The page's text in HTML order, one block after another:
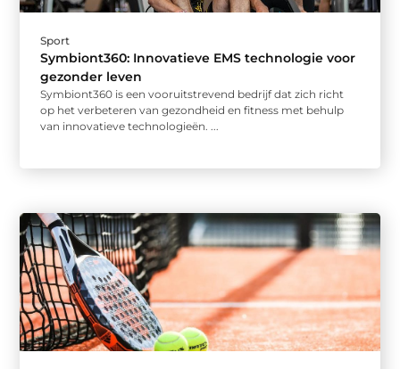
Sport
Symbiont360: Innovatieve EMS technologie voor
gezonder leven
Symbiont360 is een vooruitstrevend bedrijf dat zich richt
op het verbeteren van gezondheid en fitness met behulp
van innovatieve technologieën. ...